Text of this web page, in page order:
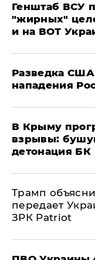
Генштаб ВСУ
"жирных"
и на ВОТ
Разведка США
нападения
В Крыму
взрывы:
детонация БК
Трамп
передает
ЗРК Patriot